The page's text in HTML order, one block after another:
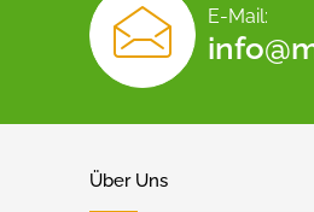
E-Mail:
Über Uns